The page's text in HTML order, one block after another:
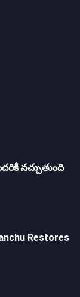
నచ్చుతుంది
Restores